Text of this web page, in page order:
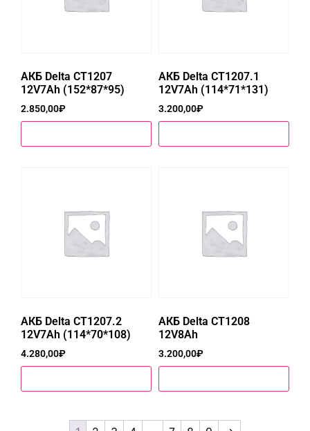
АКБ Delta CT1207
12V7Ah (152*87*95)
2.850,00₽
АКБ Delta CT1207.1
12V7Ah (114*71*131)
3.200,00₽
АКБ Delta CT1207.2
12V7Ah (114*70*108)
4.280,00₽
АКБ Delta CT1208
12V8Ah
3.200,00₽